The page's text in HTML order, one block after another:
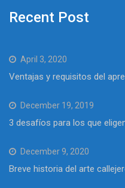
Recent Post
April 3, 2020
Ventajas y requisitos del
December 19, 2019
3 desafíos para los que
December 9, 2020
Breve historia del arte